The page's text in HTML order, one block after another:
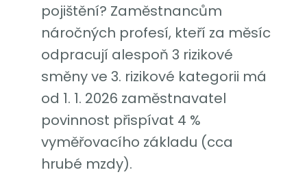
pojištění? Zaměstnancům
náročných profesí, kteří za měsíc
odpracují alespoň 3 rizikové
směny ve 3. rizikové kategorii má
od 1. 1. 2026 zaměstnavatel
povinnost přispívat 4 %
vyměřovacího základu (cca
hrubé mzdy).